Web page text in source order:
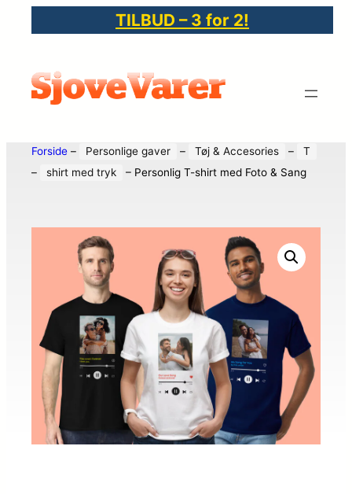
TILBUD – 3 for 2!
Forside – Personlige gaver – Tøj & Accesories –
T
–
shirt med tryk – Personlig T-shirt med Foto & Sang